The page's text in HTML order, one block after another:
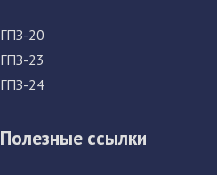
ГПЗ-20
ГПЗ-23
ГПЗ-24
Полезные ссылки